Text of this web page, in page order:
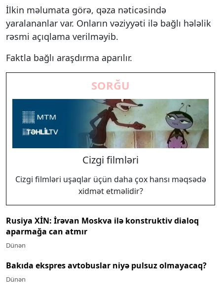
İlkin məlumata görə, qəza nəticəsində
yaralananlar var. Onların vəziyyəti ilə bağlı hələlik
rəsmi açıqlama verilməyib.
Faktla bağlı araşdırma aparılır.
SORĞU
Cizgi filmləri
Cizgi filmləri uşaqlar üçün daha çox hansı məqsədə
xidmət etməlidir?
Rusiya XİN: İrəvan Moskva ilə konstruktiv dialoq
aparmağa can atmır
Dünən
Bakıda ekspres avtobuslar niyə pulsuz olmayacaq?
Dünən